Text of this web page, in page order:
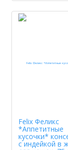
Felix Феликс
*Аппетитные
кусочки*
с индейкой в